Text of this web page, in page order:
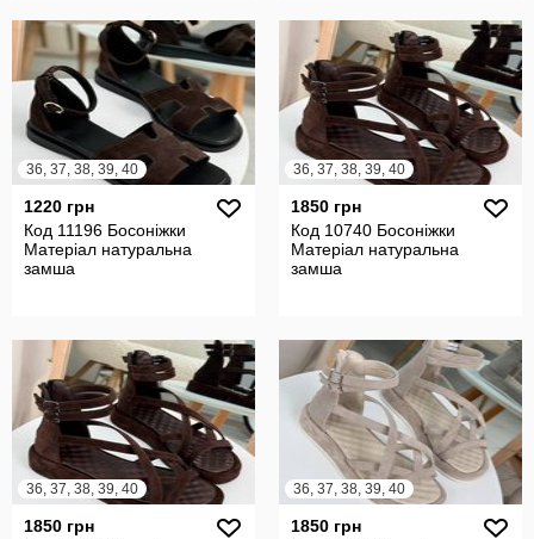
36, 37, 38, 39, 40
1220 грн
Код 11196 Босоніжки
Матеріал натуральна
замша
36, 37, 38, 39, 40
1850 грн
Код 10740 Босоніжки
Матеріал натуральна
замша
36, 37, 38, 39, 40
1850 грн
36, 37, 38, 39, 40
1850 грн